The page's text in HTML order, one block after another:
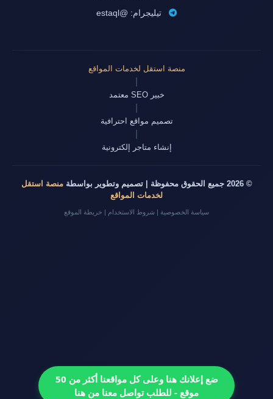
تيليجرام: @estaql
منصة استقل لخدمات المواقع
خبير SEO معتمد
تصميم مواقع احترافية
إنشاء متاجر إلكترونية
© 2026 جميع الحقوق محفوظة | تصميم وتطوير بواسطة
منصة استقل
لخدمات المواقع
سياسة الخصوصية | شروط الاستخدام | خريطة الموقع
ضع إعلانك هنا وعلى كل مواقعنا أكثر من 50
موقع - للطلب تواصل معنا من هنا